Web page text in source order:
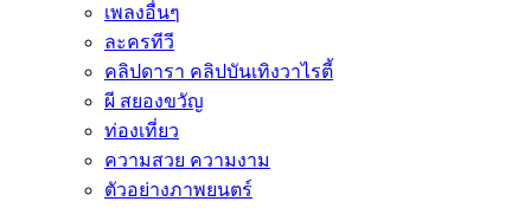
เพลงอื่นๆ
ละครทีวี
คลิปดารา คลิปบันเทิงวาไรตี้
ผี สยองขวัญ
ท่องเที่ยว
ความสวย ความงาม
ตัวอย่างภาพยนตร์